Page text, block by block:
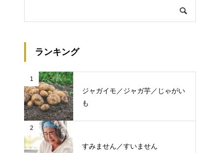
ランキング
1
ジャガイモ／ジャガ芋／じゃがい
も
2
すみません／すいません